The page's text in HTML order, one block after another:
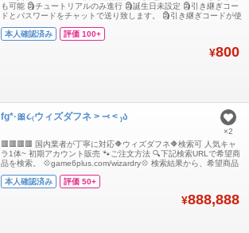
も可能 🗿チュートリアルのみ進行 🗿誕生日未設定 🗿引き継ぎコー
ドとパスワードをチャットで送り致します。 🗿引き継ぎコードが使
身で必ず再設定をお願いいたします。
本人確認済み 評価 100+
¥800
fg*·🎀૮₍ウィズダフネ ˃ ⤙ ˂ ₎ა
🟥🟥🟥🟥 国内業者が丁寧に対応🔶ウィズダフネ🔶検索可 人気キャ
ラ1体~ 初期アカウント販売 🐾ご注文方法 🔍下記検索URLで希望商
品を検索。 💠game6plus.com/wizardry💠 検索結果から、希望商品
庫の確認を行ってください。 ご納得頂けましたら、専用出品にて対
本人確認済み 評価 50+
¥888,888
×2